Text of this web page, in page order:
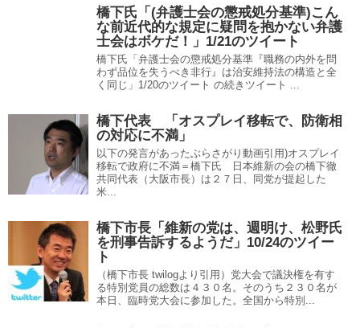
橋下氏「(弁護士会の懲戒処分基準)こん
な前近代的な規定に疑問を抱かない弁護
士会はボケだ！」1/21のツイート
橋下氏「弁護士会の懲戒処分基準『職務の内外を問
わず品位を失うべき非行』は治安維持法の構造と全
く同じ」1/20のツイート の続きツイート ...
橋下代表 「オスプレイ移転で、防衛相
の対応に不満」
以下の発言があったぶらさがり動画引用)オスプレイ
移転で政府に不満＝橋下氏 日本維新の会の橋下徹
共同代表（大阪市長）は２７日、同党が提起した
米...
橋下市長「維新の党は、週明け、松野氏
を刑事告訴するようだ」10/24のツイー
ト
（橋下市長 twilogより引用）党大会で議決権を有す
る特別党員の総数は４３０名。そのうち２３０名が
本日、臨時党大会に参加した。全国から特別...